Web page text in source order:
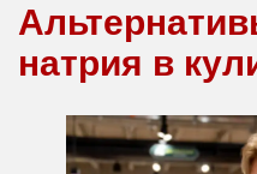
натрия в